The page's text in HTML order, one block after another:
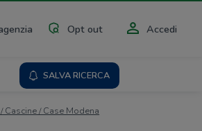
Opt out Accedi
SALVA RICERCA
Cascine / Case Modena